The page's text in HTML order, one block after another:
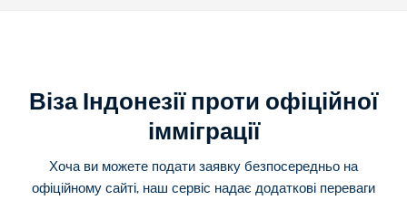
Віза Індонезії проти офіційної
імміграції
Хоча ви можете подати заявку безпосередньо на
офіційному сайті, наш сервіс надає додаткові переваги